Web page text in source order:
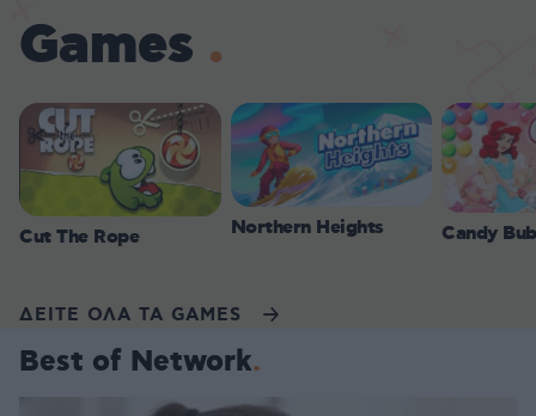
Games
Cut The Rope Northern Heights Candy
ΔΕΙΤΕ ΟΛΑ ΤΑ GAMES
Best of Network